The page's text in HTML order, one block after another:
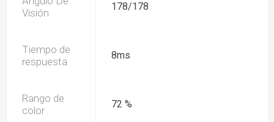
Visión
178/178
Tiempo de
respuesta
8ms
Rango de
color
72 %